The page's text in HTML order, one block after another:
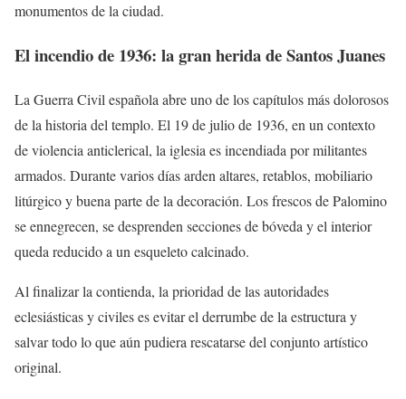
monumentos de la ciudad.
El incendio de 1936: la gran herida de Santos Juanes
La Guerra Civil española abre uno de los capítulos más dolorosos
de la historia del templo. El 19 de julio de 1936, en un contexto
de violencia anticlerical, la iglesia es incendiada por militantes
armados. Durante varios días arden altares, retablos, mobiliario
litúrgico y buena parte de la decoración. Los frescos de Palomino
se ennegrecen, se desprenden secciones de bóveda y el interior
queda reducido a un esqueleto calcinado.
Al finalizar la contienda, la prioridad de las autoridades
eclesiásticas y civiles es evitar el derrumbe de la estructura y
salvar todo lo que aún pudiera rescatarse del conjunto artístico
original.